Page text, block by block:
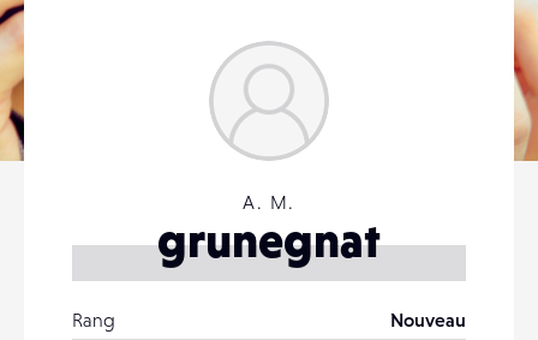
A. M.
grunegnat
Rang
Nouveau